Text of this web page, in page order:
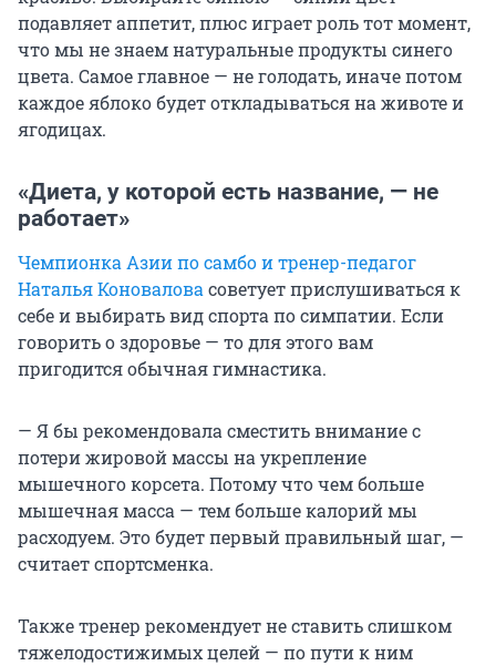
подавляет аппетит, плюс играет роль тот момент,
что мы не знаем натуральные продукты синего
цвета. Самое главное — не голодать, иначе потом
каждое яблоко будет откладываться на животе и
ягодицах.
«Диета, у которой есть название, — не
работает»
Чемпионка Азии по самбо и тренер-педагог
Наталья Коноваловасоветует прислушиваться к
себе и выбирать вид спорта по симпатии. Если
говорить о здоровье — то для этого вам
пригодится обычная гимнастика.
— Я бы рекомендовала сместить внимание с
потери жировой массы на укрепление
мышечного корсета. Потому что чем больше
мышечная масса — тем больше калорий мы
расходуем. Это будет первый правильный шаг, —
считает спортсменка.
Также тренер рекомендует не ставить слишком
тяжелодостижимых целей — по пути к ним